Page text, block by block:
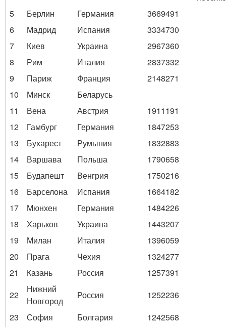
5
Берлин Германия
3669491
6
Мадрид Испания
3334730
7
Киев Украина
2967360
8
Рим Италия
2837332
9
Париж Франция
2148271
10
Минск
Беларусь
11
Вена Австрия
1911191
12
Гамбург Германия
1847253
13
Бухарест Румыния
1832883
14
Варшава Польша
1790658
15
Будапешт Венгрия
1750216
16
Барселона Испания
1664182
17
Мюнхен Германия
1484226
18
Харьков Украина
1443207
19
Милан Италия
1396059
20
Прага Чехия
1324277
21
Казань Россия
1257391
22
Нижний
Новгород
Россия
1252236
23
София Болгария 1242568